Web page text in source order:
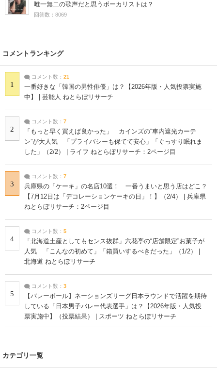
唯一無二の歌声だと思うボーカリストは？
回答数：8069
コメントランキング
1
コメント数： 21
一番好きな「韓国の男性俳優」は？【2026年版・人気投票実施
中】 | 芸能人 ねとらぼリサーチ
2
コメント数： 7
「もっと早く買えば良かった」 カインズの“車内遮光カーテ
ン”が大人気 「プライバシーも保てて安心」「ぐっすり眠れま
した」（2/2） | ライフ ねとらぼリサーチ：2ページ目
3
コメント数： 7
兵庫県の「ケーキ」の名店10選！ 一番うまいと思う店はどこ？
【7月12日は「デコレーションケーキの日」！】（2/4） | 兵庫県
ねとらぼリサーチ：2ページ目
4
コメント数： 5
「北海道土産としてもセンス抜群」六花亭の“店舗限定”お菓子が
人気 「こんなの初めて」「箱買いするべきだった」（1/2） |
北海道 ねとらぼリサーチ
5
コメント数： 3
【バレーボール】ネーションズリーグ日本ラウンドで活躍を期待
している「日本男子バレー代表選手」は？【2026年版・人気投
票実施中】（投票結果） | スポーツ ねとらぼリサーチ
カテゴリ一覧